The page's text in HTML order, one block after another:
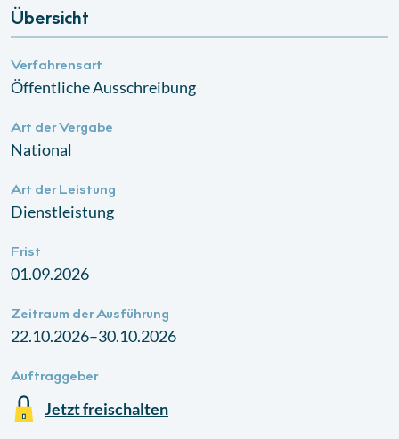
Übersicht
Verfahrensart
Öffentliche Ausschreibung
Art der Vergabe
National
Art der Leistung
Dienstleistung
Frist
01.09.2026
Zeitraum der Ausführung
22.10.2026–30.10.2026
Auftraggeber
Jetzt freischalten